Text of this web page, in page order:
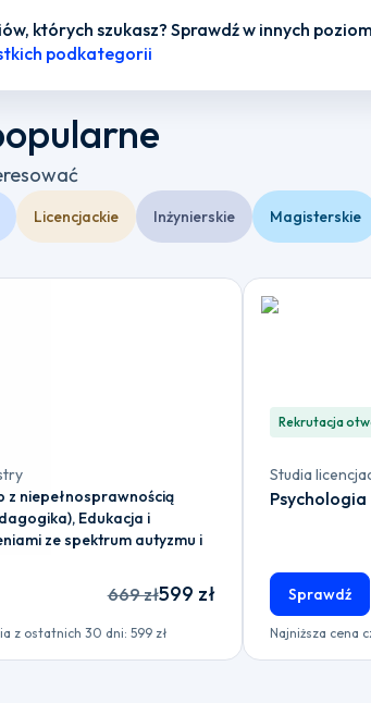
których szukasz? Sprawdź w innych
podkategorii
Licencjackie Inżynierskie Magisterskie
z niepełnosprawnością
Edukacja i
ze spektrum autyzmu i
669 zł599 zł
z ostatnich 30 dni: 599 zł
Rekrutacja
Studia
Psychologia
Sprawdź
Najniższa cena